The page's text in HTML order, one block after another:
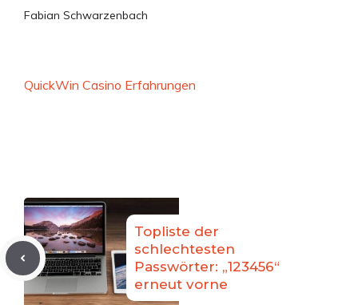
Fabian Schwarzenbach
QuickWin Casino Erfahrungen
Topliste der
schlechtesten
Passwörter: „123456“
erneut vorne